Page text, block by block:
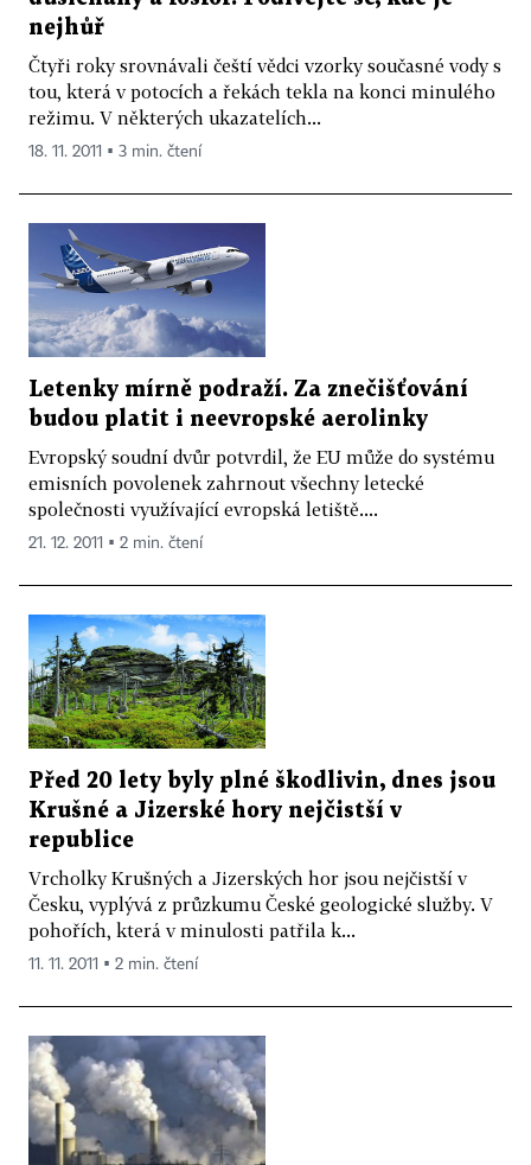
nejhůř
Čtyři roky srovnávali čeští vědci vzorky současné vody s
tou, která v potocích a řekách tekla na konci minulého
režimu. V některých ukazatelích...
18. 11. 2011 ▪ 3 min. čtení
Letenky mírně podraží. Za znečišťování
budou platit i neevropské aerolinky
Evropský soudní dvůr potvrdil, že EU může do systému
emisních povolenek zahrnout všechny letecké
společnosti využívající evropská letiště....
21. 12. 2011 ▪ 2 min. čtení
Před 20 lety byly plné škodlivin, dnes jsou
Krušné a Jizerské hory nejčistší v
republice
Vrcholky Krušných a Jizerských hor jsou nejčistší v
Česku, vyplývá z průzkumu České geologické služby. V
pohořích, která v minulosti patřila k...
11. 11. 2011 ▪ 2 min. čtení